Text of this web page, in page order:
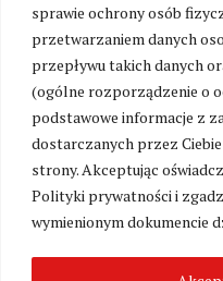
sprawie ochrony osób
przetwarzaniem danych
przepływu takich danych
(ogólne rozporządzenie o
podstawowe informacje z
dostarczanych przez
strony. Akceptując
Polityki prywatności i
wymienionym dokumencie
Zmień